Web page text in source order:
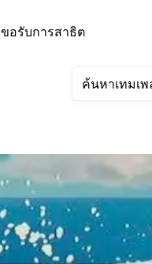
ขอรับการสาธิต